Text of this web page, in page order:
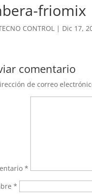
friomix
CONTROL | Dic 17,
comentario
de correo
*
*